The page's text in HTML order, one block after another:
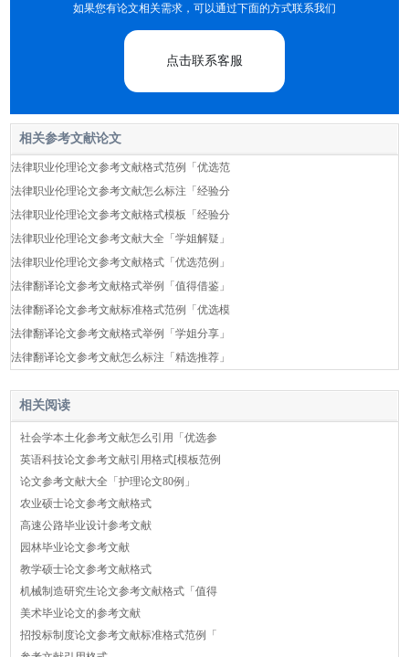
如果您有论文相关需求，可以通过下面的方式联系我们
点击联系客服
相关参考文献论文
法律职业伦理论文参考文献格式范例「优选范
法律职业伦理论文参考文献怎么标注「经验分
法律职业伦理论文参考文献格式模板「经验分
法律职业伦理论文参考文献大全「学姐解疑」
法律职业伦理论文参考文献格式「优选范例」
法律翻译论文参考文献格式举例「值得借鉴」
法律翻译论文参考文献标准格式范例「优选模
法律翻译论文参考文献格式举例「学姐分享」
法律翻译论文参考文献怎么标注「精选推荐」
相关阅读
社会学本土化参考文献怎么引用「优选参
英语科技论文参考文献引用格式[模板范例
论文参考文献大全「护理论文80例」
农业硕士论文参考文献格式
高速公路毕业设计参考文献
园林毕业论文参考文献
教学硕士论文参考文献格式
机械制造研究生论文参考文献格式「值得
美术毕业论文的参考文献
招投标制度论文参考文献标准格式范例「